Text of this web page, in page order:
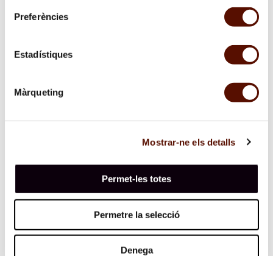
Preferències
Estadístiques
Màrqueting
Mostrar-ne els detalls
Permet-les totes
Permetre la selecció
Denega
ExposiciónJoan Miró. Círculos
Miró, 2026.
Sigue esta actividad en las redes
#ColleccióMiró